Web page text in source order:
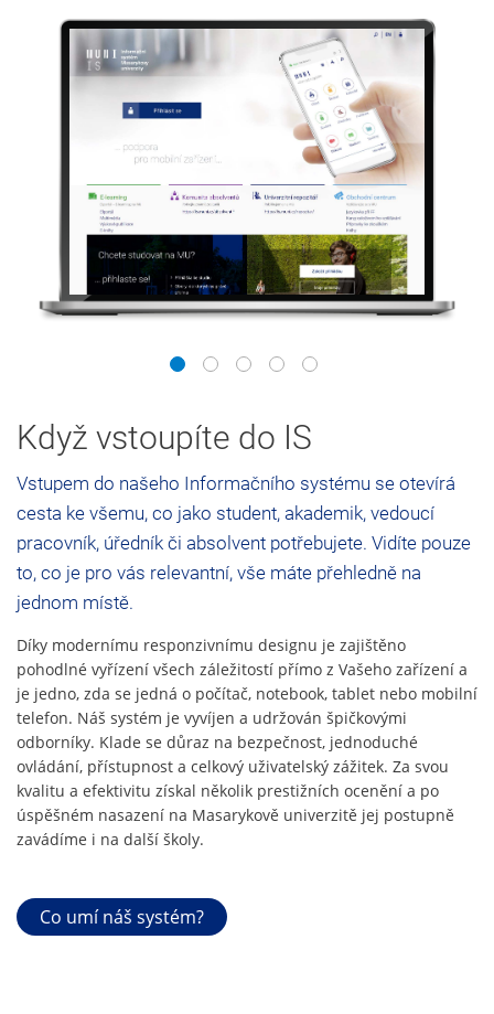
Když vstoupíte do IS
Vstupem do našeho Informačního systému se otevírá
cesta ke všemu, co jako student, akademik, vedoucí
pracovník, úředník či absolvent potřebujete. Vidíte pouze
to, co je pro vás relevantní, vše máte přehledně na
jednom místě.
Díky modernímu responzivnímu designu je zajištěno
pohodlné vyřízení všech záležitostí přímo z Vašeho zařízení a
je jedno, zda se jedná o počítač, notebook, tablet nebo mobilní
telefon. Náš systém je vyvíjen a udržován špičkovými
odborníky. Klade se důraz na bezpečnost, jednoduché
ovládání, přístupnost a celkový uživatelský zážitek. Za svou
kvalitu a efektivitu získal několik prestižních ocenění a po
úspěšném nasazení na Masarykově univerzitě jej postupně
zavádíme i na další školy.
Co umí náš systém?